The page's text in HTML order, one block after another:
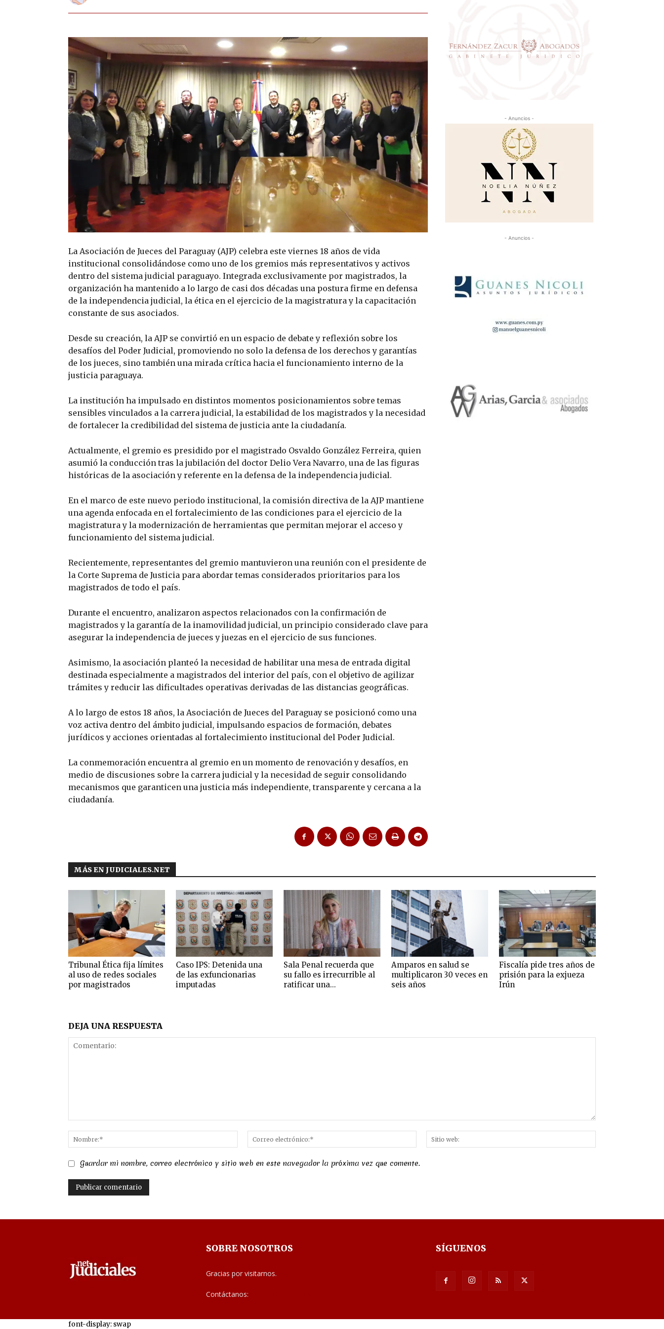
La Asociación de Jueces del Paraguay (AJP) celebra este viernes 18 años de vida
institucional consolidándose como uno de los gremios más representativos y activos
dentro del sistema judicial paraguayo. Integrada exclusivamente por magistrados, la
organización ha mantenido a lo largo de casi dos décadas una postura firme en defensa
de la independencia judicial, la ética en el ejercicio de la magistratura y la capacitación
constante de sus asociados.
Desde su creación, la AJP se convirtió en un espacio de debate y reflexión sobre los
desafíos del Poder Judicial, promoviendo no solo la defensa de los derechos y garantías
de los jueces, sino también una mirada crítica hacia el funcionamiento interno de la
justicia paraguaya.
La institución ha impulsado en distintos momentos posicionamientos sobre temas
sensibles vinculados a la carrera judicial, la estabilidad de los magistrados y la necesidad
de fortalecer la credibilidad del sistema de justicia ante la ciudadanía.
Actualmente, el gremio es presidido por el magistrado Osvaldo González Ferreira, quien
asumió la conducción tras la jubilación del doctor Delio Vera Navarro, una de las figuras
históricas de la asociación y referente en la defensa de la independencia judicial.
En el marco de este nuevo periodo institucional, la comisión directiva de la AJP mantiene
una agenda enfocada en el fortalecimiento de las condiciones para el ejercicio de la
magistratura y la modernización de herramientas que permitan mejorar el acceso y
funcionamiento del sistema judicial.
Recientemente, representantes del gremio mantuvieron una reunión con el presidente de
la Corte Suprema de Justicia para abordar temas considerados prioritarios para los
magistrados de todo el país.
Durante el encuentro, analizaron aspectos relacionados con la confirmación de
magistrados y la garantía de la inamovilidad judicial, un principio considerado clave para
asegurar la independencia de jueces y juezas en el ejercicio de sus funciones.
Asimismo, la asociación planteó la necesidad de habilitar una mesa de entrada digital
destinada especialmente a magistrados del interior del país, con el objetivo de agilizar
trámites y reducir las dificultades operativas derivadas de las distancias geográficas.
A lo largo de estos 18 años, la Asociación de Jueces del Paraguay se posicionó como una
voz activa dentro del ámbito judicial, impulsando espacios de formación, debates
jurídicos y acciones orientadas al fortalecimiento institucional del Poder Judicial.
La conmemoración encuentra al gremio en un momento de renovación y desafíos, en
medio de discusiones sobre la carrera judicial y la necesidad de seguir consolidando
mecanismos que garanticen una justicia más independiente, transparente y cercana a la
ciudadanía.
- Anuncios -
- Anuncios -
MÁS EN JUDICIALES.NET
Tribunal Ética fija límites
al uso de redes sociales
por magistrados
Caso IPS: Detenida una
de las exfuncionarias
imputadas
Sala Penal recuerda que
su fallo es irrecurrible al
ratificar una...
Amparos en salud se
multiplicaron 30 veces en
seis años
Fiscalía pide tres años de
prisión para la exjueza
Irún
DEJA UNA RESPUESTA
Nombre:*
Correo
electrónico:*
web:
Guardar mi nombre, correo electrónico y sitio web en este navegador la próxima vez que comente.
SOBRE NOSOTROS
Gracias por visitarnos.
Contáctanos:
SÍGUENOS
font-display: swap